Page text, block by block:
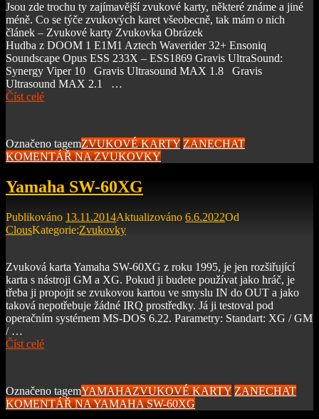
Jsou zde trochu ty zajímavější zvukové karty, některé známe a jiné
méně. Co se týče zvukových karet všeobecně, tak mám o nich
článek – Zvukové karty Zvukovka Obrázek
Hudba z DOOM 1 E1M1 Aztech Waverider 32+ Ensoniq
Soundscape Opus ESS 233X – ESS1869 Gravis UltraSound:
Synergy Viper 10 Gravis Ultrasound MAX 1.8 Gravis
Ultrasound MAX 2.1 …
Číst celé
Označeno tagemZVUKOVÉ KARTY ZANECHAT
KOMENTÁŘNA ZVUKOVKY
Yamaha SW-60XG
Publikováno 13.11.2014Aktualizováno 6.6.2022Od
ClousKategorie:Zvukovky
Zvuková karta Yamaha SW-60XG z roku 1995, je jen rozšiřující
karta s nástroji GM a XG. Pokud ji budete používat jako hráč, je
třeba ji propojit se zvukovou kartou ve smyslu IN do OUT a jako
taková nepotřebuje žádné IRQ prostředky. Já ji testoval pod
operačním systémem MS-DOS 6.22. Parametry: Standart: XG / GM
/ …
Číst celé
Označeno tagemYAMAHAZVUKOVÉ KARTY ZANECHAT
KOMENTÁŘNA YAMAHA SW-60XG